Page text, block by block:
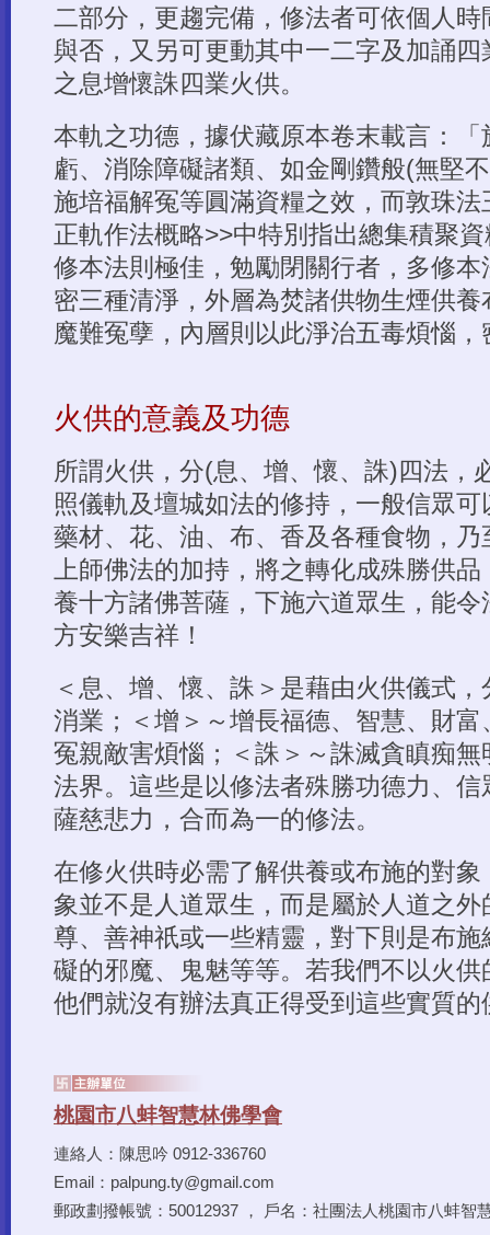
連絡人：陳思吟 0912-336760
Email：palpung.ty@gmail.com
郵政劃撥帳號：50012937 ， 戶名：社團法人桃園市八蚌智